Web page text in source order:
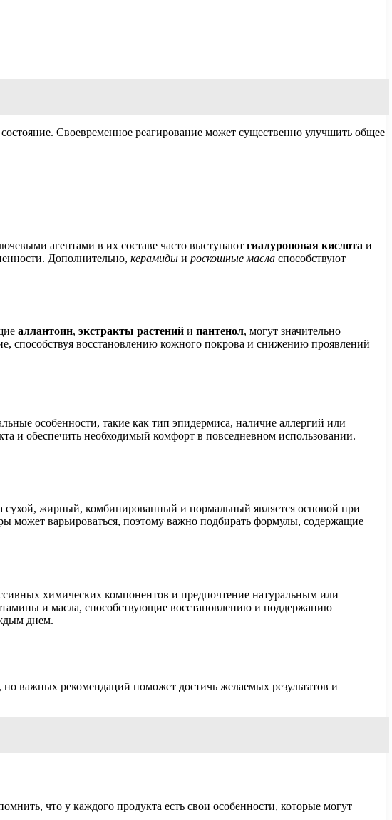
Своевременное реагирование может существенно улучшить общее
агентами в их составе часто выступают гиалуроновая кислота и
Дополнительно, керамиды и роскошные масла способствуют
аллантоин, экстракты растений и пантенол, могут значительно
способствуя восстановлению кожного покрова и снижению проявлений
особенности, такие как тип эпидермиса, наличие аллергий или
и обеспечить необходимый комфорт в повседневном использовании.
жирный, комбинированный и нормальный является основой при
может варьироваться, поэтому важно подбирать формулы, содержащие
химических компонентов и предпочтение натуральным или
и масла, способствующие восстановлению и поддержанию
днем.
важных рекомендаций поможет достичь желаемых результатов и
что у каждого продукта есть свои особенности, которые могут